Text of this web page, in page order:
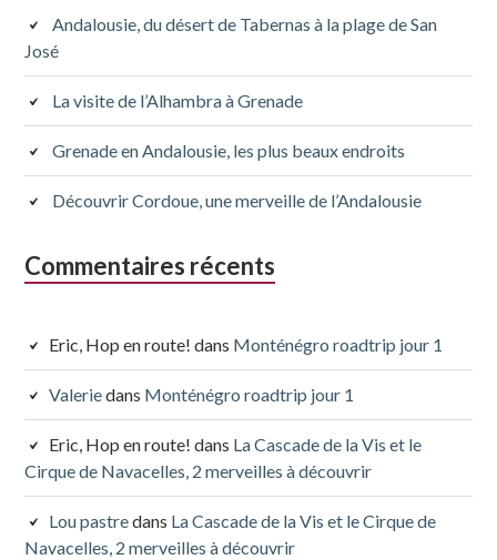
Andalousie, du désert de Tabernas à la plage de San
José
La visite de l’Alhambra à Grenade
Grenade en Andalousie, les plus beaux endroits
Découvrir Cordoue, une merveille de l’Andalousie
Commentaires récents
Eric, Hop en route! dans Monténégro roadtrip jour 1
Valeriedans Monténégro roadtrip jour 1
Eric, Hop en route! dans La Cascade de la Vis et le
Cirque de Navacelles, 2 merveilles à découvrir
Lou pastredans La Cascade de la Vis et le Cirque de
Navacelles, 2 merveilles à découvrir